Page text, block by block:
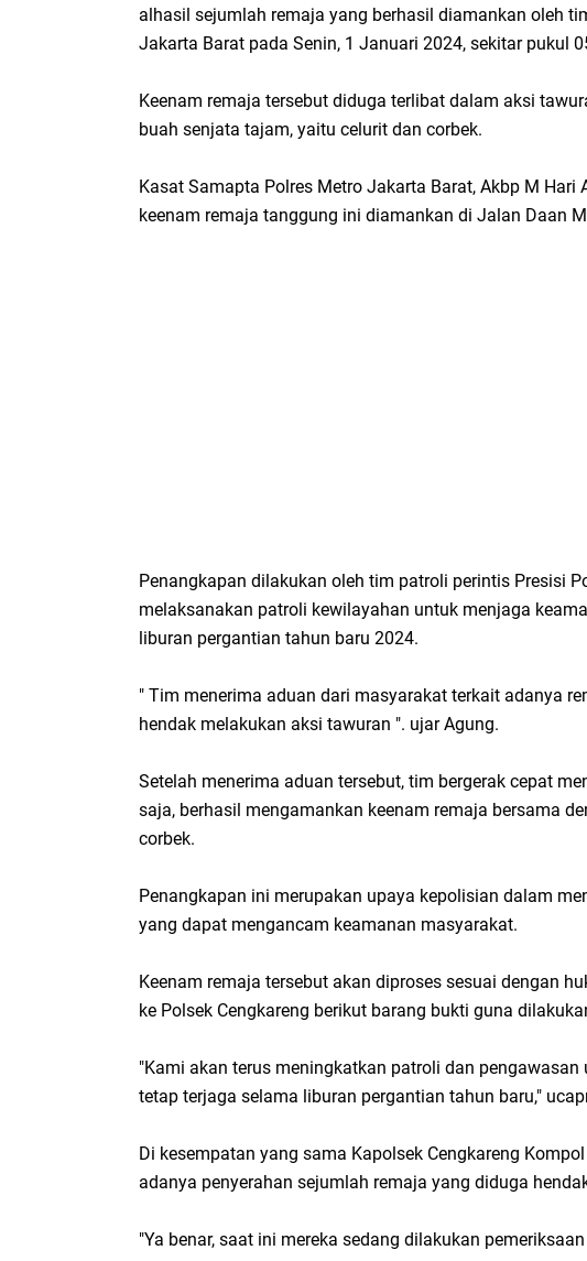
alhasil sejumlah remaja yang berhasil diamankan oleh
Jakarta Barat pada Senin, 1 Januari 2024, sekitar pukul
Keenam remaja tersebut diduga terlibat dalam aksi
buah senjata tajam, yaitu celurit dan corbek.
Kasat Samapta Polres Metro Jakarta Barat, Akbp M
keenam remaja tanggung ini diamankan di Jalan Daan
Penangkapan dilakukan oleh tim patroli perintis Presisi
melaksanakan patroli kewilayahan untuk menjaga
liburan pergantian tahun baru 2024.
" Tim menerima aduan dari masyarakat terkait adanya
hendak melakukan aksi tawuran ". ujar Agung.
Setelah menerima aduan tersebut, tim bergerak cepat
saja, berhasil mengamankan keenam remaja bersama
corbek.
Penangkapan ini merupakan upaya kepolisian dalam
yang dapat mengancam keamanan masyarakat.
Keenam remaja tersebut akan diproses sesuai dengan
ke Polsek Cengkareng berikut barang bukti guna
"Kami akan terus meningkatkan patroli dan
tetap terjaga selama liburan pergantian tahun baru,"
Di kesempatan yang sama Kapolsek Cengkareng
adanya penyerahan sejumlah remaja yang diduga
"Ya benar, saat ini mereka sedang dilakukan